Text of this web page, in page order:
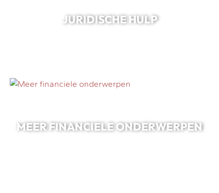
JURIDISCHE HULP
MEER FINANCIELE ONDERWERPEN